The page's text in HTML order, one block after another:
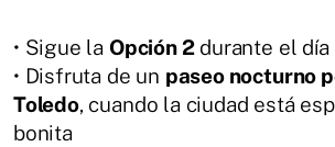
• Sigue la Opción 2durante el día
• Disfruta de un paseo nocturno
Toledo, cuando la ciudad está
bonita